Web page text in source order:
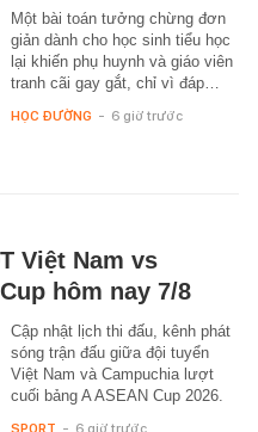
Một bài toán tưởng chừng đơn
giản dành cho học sinh tiểu học
lại khiến phụ huynh và giáo viên
tranh cãi gay gắt, chỉ vì đáp…
HỌC ĐƯỜNG - 6 giờ trước
Việt Nam vs
hôm nay 7/8
Cập nhật lịch thi đấu, kênh phát
sóng trận đấu giữa đội tuyển
Việt Nam và Campuchia lượt
cuối bảng A ASEAN Cup 2026.